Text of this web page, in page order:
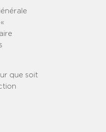
que soit